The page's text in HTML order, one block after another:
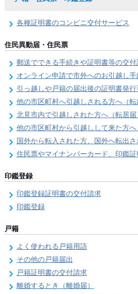
各種証明書のコンビニ交付サービス
住民異動届・住民票
郵送でできる手続きや証明書等の交付請求（住
オンライン申請で市外へのお引越し手続
引っ越しや戸籍の届出後の証明書発行
他の市区町村へ引越しされる方へ（転
北見市内で引越しされた方へ（転居届
他の市区町村から引越しして来た方へ
国外から転入された方、国外へ転出
住民票やマイナンバーカード、印鑑証明書に旧氏（旧姓
印鑑登録
印鑑登録証明書の交付請求
印鑑登録
戸籍
よく使われる戸籍用語
その他の戸籍届出
戸籍証明書の交付請求
離婚するとき（離婚届）